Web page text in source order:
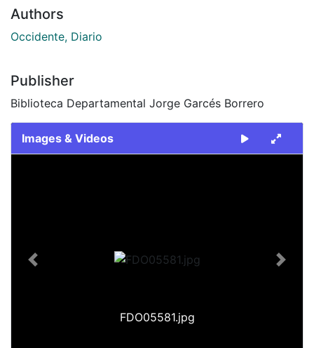
Authors
Occidente, Diario
Publisher
Biblioteca Departamental Jorge Garcés Borrero
Images & Videos
FDO05581.jpg
Previous Next